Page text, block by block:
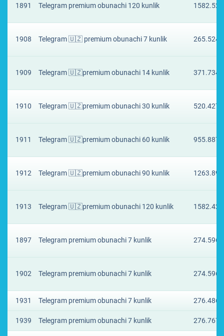
1891 Telegram premium obunachi 120 kunlik
1908 Telegram 🇺🇿 premium obunachi 7 kunlik
1909 Telegram 🇺🇿premium obunachi 14 kunlik
1910 Telegram 🇺🇿premium obunachi 30 kunlik
1911 Telegram 🇺🇿premium obunachi 60 kunlik
1912 Telegram 🇺🇿premium obunachi 90 kunlik
1913 Telegram 🇺🇿premium obunachi 120 kunlik
1897 Telegram premium obunachi 7 kunlik
1902 Telegram premium obunachi 7 kunlik
1931 Telegram premium obunachi 7 kunlik
1939 Telegram premium obunachi 7 kunlik 276.767